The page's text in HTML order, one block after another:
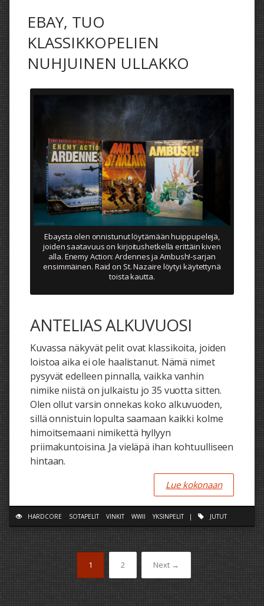
EBAY, TUO
KLASSIKKOPELIEN
NUHJUINEN ULLAKKO
Ebaysta olen onnistunut löytämään huippupelejä,
joiden saatavuus on kirjoitushetkellä erittäin kiven
alla. Enemy Action: Ardennes ja Ambush!-sarjan
ensimmäinen. Raid on St. Nazaire löytyi käytettynä
toista kautta.
ANTELIAS ALKUVUOSI
Kuvassa näkyvät pelit ovat klassikoita, joiden
loistoa aika ei ole haalistanut. Nämä nimet
pysyvät edelleen pinnalla, vaikka vanhin
nimike niistä on julkaistu jo 35 vuotta sitten.
Olen ollut varsin onnekas koko alkuvuoden,
sillä onnistuin lopulta saamaan kaikki kolme
himoitsemaani nimikettä hyllyyn
priimakuntoisina. Ja vieläpä ihan kohtuulliseen
hintaan.
Lue kokonaan
HARDCORE SOTAPELIT VINKIT WWII YKSINPELIT | JUTUT
1 2 Next →